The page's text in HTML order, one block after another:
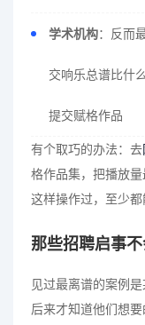
学术机构：反而
交响乐总谱比什
提交赋格作品
有个取巧的办法：去
格作品集，把播放
这样操作过，至少都
那些招聘启事
见过最离谱的案例是
后来才知道他们想